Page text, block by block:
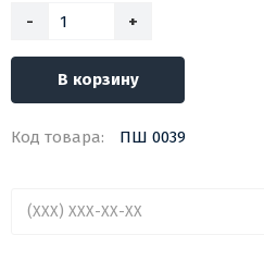
-
+
В корзину
Код товара: ПШ 0039